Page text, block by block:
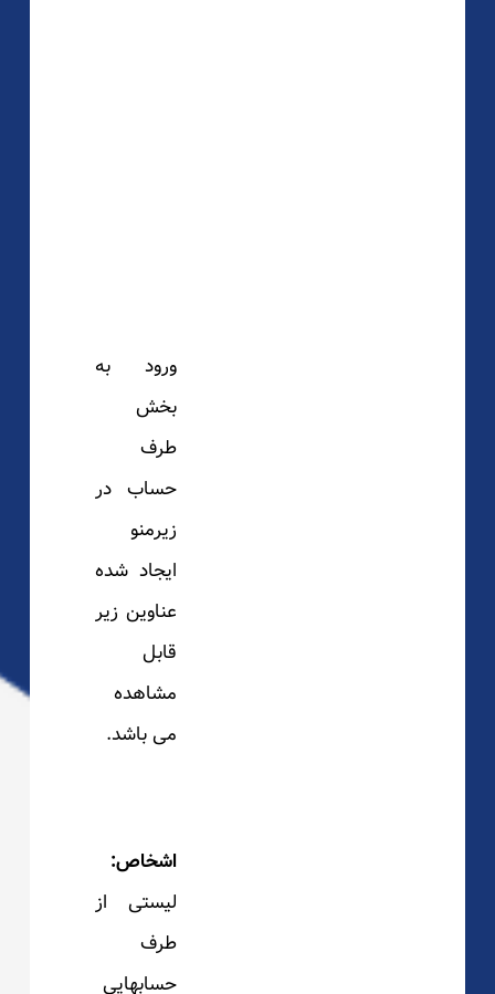
ورود به
بخش
طرف
حساب در
زیرمنو
ایجاد شده
عناوین زیر
قابل
مشاهده
می باشد.
اشخاص:
لیستی از
طرف
حسابهایی